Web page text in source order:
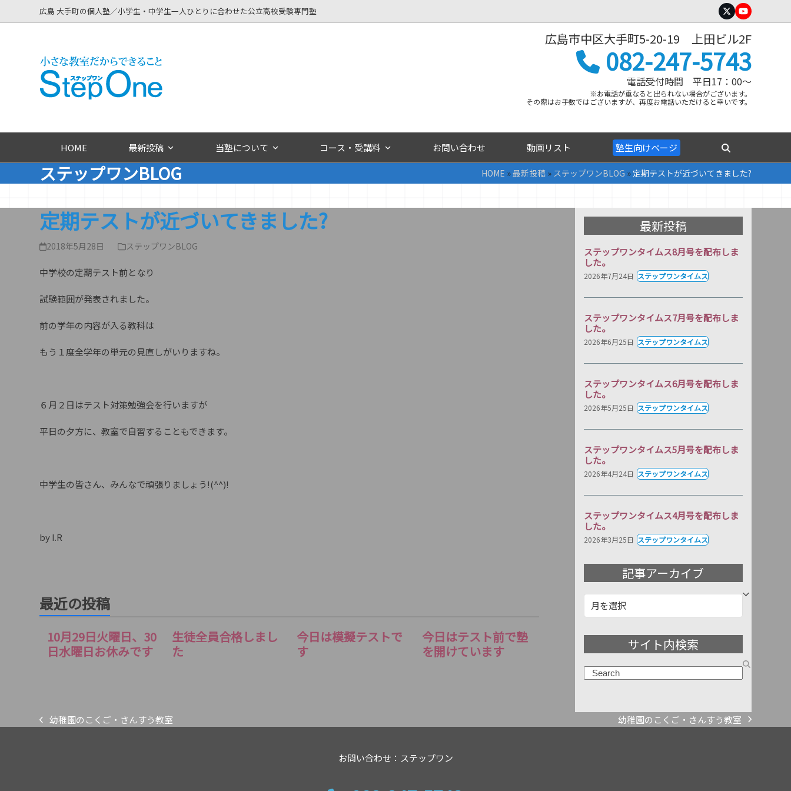
to
広島 大手町の個人塾／小学生・中学生一人ひとりに合わせた公立高校受験専門塾 TwitterYouTube
広島市中区大手町5-20-19 上田ビル2F
082-247-5743
電話受付時間 平日17：00～
※お電話が重なると出られない場合がございます。
その際はお手数ではございますが、再度お電話いただけると幸いです。
HOME 最新投稿 当塾について コース・受講料 お問い合わせ 動画リスト 塾生向けページ
ステップワンBLOG HOME »最新投稿» ステップワンBLOG » 定期テストが近づいてきました?
定期テストが近づいてきました?
2018年5月28日 ステップワンBLOG
中学校の定期テスト前となり
試験範囲が発表されました。
前の学年の内容が入る教科は
もう１度全学年の単元の見直しがいりますね。
６月２日はテスト対策勉強会を行いますが
平日の夕方に、教室で自習することもできます。
中学生の皆さん、みんなで頑張りましょう!(^^)!
by I.R
最近の投稿
10月29日火曜日、30
日水曜日お休みです
生徒全員合格しまし
た
今日は模擬テストで
す
今日はテスト前で塾
を開けています
最新投稿
ステップワンタイムス8月号を配布しま
した。
2026年7月24日 ステップワンタイムス
ステップワンタイムス7月号を配布しま
した。
2026年6月25日 ステップワンタイムス
ステップワンタイムス6月号を配布しま
した。
2026年5月25日 ステップワンタイムス
ステップワンタイムス5月号を配布しま
した。
2026年4月24日 ステップワンタイムス
ステップワンタイムス4月号を配布しま
した。
2026年3月25日 ステップワンタイムス
記事アーカイブ
事
サイト内検索
previous
幼稚園のこくご・さんすう教室
next
幼稚園のこくご・さんすう教室
お問い合わせ：ステップワン